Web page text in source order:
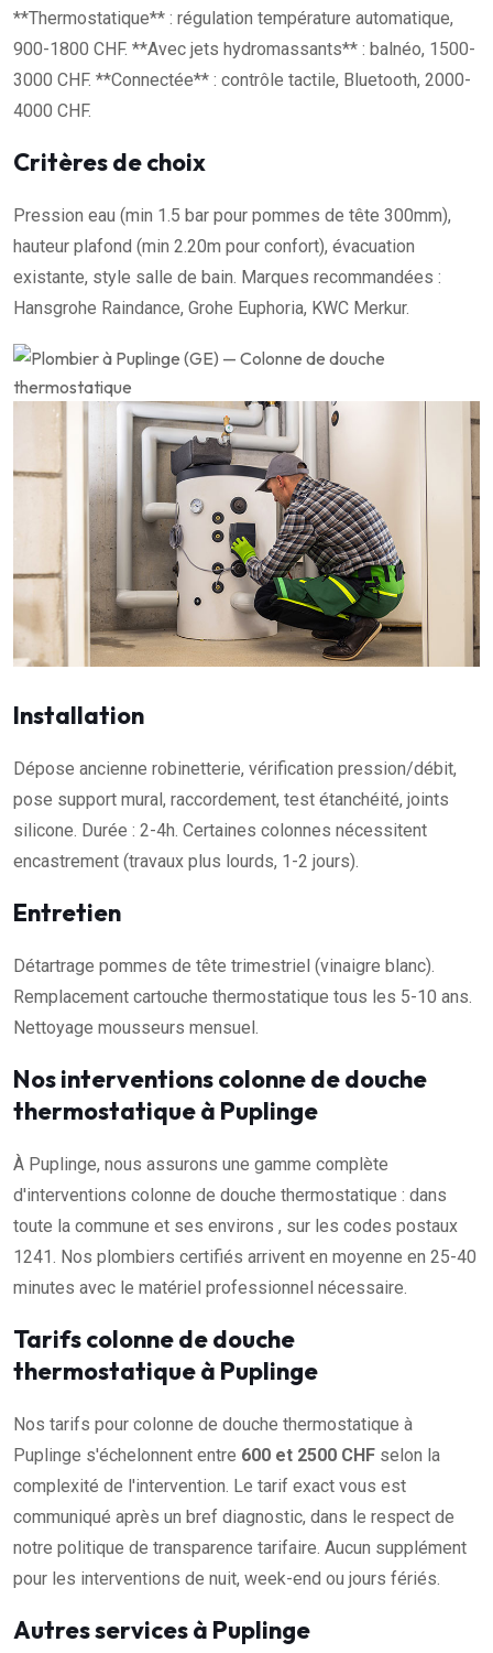
**Thermostatique** : régulation température automatique,
900-1800 CHF. **Avec jets hydromassants** : balnéo, 1500-
3000 CHF. **Connectée** : contrôle tactile, Bluetooth, 2000-
4000 CHF.
Critères de choix
Pression eau (min 1.5 bar pour pommes de tête 300mm),
hauteur plafond (min 2.20m pour confort), évacuation
existante, style salle de bain. Marques recommandées :
Hansgrohe Raindance, Grohe Euphoria, KWC Merkur.
Installation
Dépose ancienne robinetterie, vérification pression/débit,
pose support mural, raccordement, test étanchéité, joints
silicone. Durée : 2-4h. Certaines colonnes nécessitent
encastrement (travaux plus lourds, 1-2 jours).
Entretien
Détartrage pommes de tête trimestriel (vinaigre blanc).
Remplacement cartouche thermostatique tous les 5-10 ans.
Nettoyage mousseurs mensuel.
Nos interventions colonne de douche
thermostatique à Puplinge
À Puplinge, nous assurons une gamme complète
d'interventions colonne de douche thermostatique : dans
toute la commune et ses environs , sur les codes postaux
1241. Nos plombiers certifiés arrivent en moyenne en 25-40
minutes avec le matériel professionnel nécessaire.
Tarifs colonne de douche
thermostatique à Puplinge
Nos tarifs pour colonne de douche thermostatique à
Puplinge s'échelonnent entre 600 et 2500 CHF selon la
complexité de l'intervention. Le tarif exact vous est
communiqué après un bref diagnostic, dans le respect de
notre politique de transparence tarifaire. Aucun supplément
pour les interventions de nuit, week-end ou jours fériés.
Autres services à Puplinge